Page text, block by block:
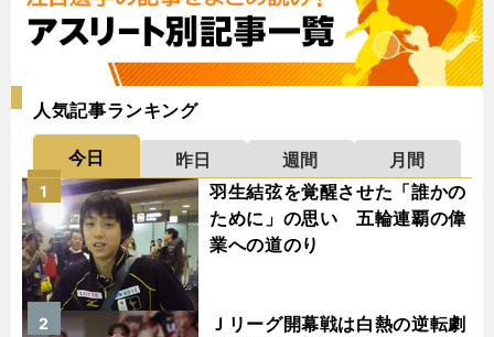
人気記事ランキング
今日 昨日 週間
月間
羽生結弦を覚醒させた「誰かの
ために」の思い 五輪連覇の偉
業への道のり
1
Ｊリーグ開幕戦は白熱の逆転劇
2